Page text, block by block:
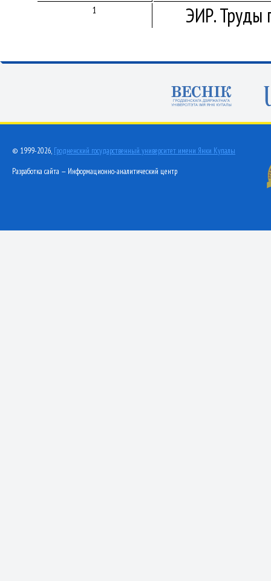
1
ЭИР. Труды
© 1999-2026, Гродненский государственный университет имени Янки Купалы
Разработка сайта — Информационно-аналитический центр